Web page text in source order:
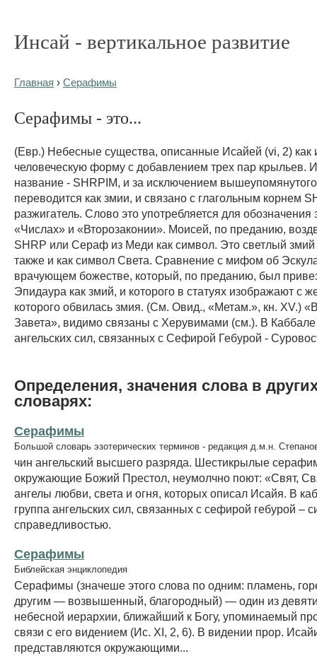
Инсай - вертикальное развитие
Главная › Серафимы
Серафимы - это...
(Евр.) Небесные существа, описанные Исайей (vi, 2)
человеческую форму с добавлением трех пар крыльев.
название - SHRPIM, и за исключением
переводится как змии, и связано с глагольным корнем
разжигатель. Слово это употребляется для обозначения
«Числах» и «Второзаконии». Моисей, по преданию,
SHRP или Сераф из Меди как символ. Это светлый змий
также и как символ Света. Сравнение с мифом об
врачующем божестве, который, по преданию, был
Эпидаура как змий, и которого в статуях изображают с
которого обвилась змия. (См. Овид., «Метам.», кн. XV.)
Завета», видимо связаны с Херувимами (см.). В Каббале
ангельских сил, связанных с Сефирой Гебурой -
Определения, значения слова в
словарях:
Серафимы
Большой словарь эзотерических терминов - редакция д.м.н.
чин ангельский высшего разряда. Шестикрылые
окружающие Божий Престол, неумолчно поют: «Свят,
ангелы любви, света и огня, которых описал Исайя. В
группа ангельских сил, связанных с сефирой гебурой –
справедливостью.
Серафимы
Библейская энциклопедия
Серафимы (значеше этого слова по одним: пламень,
другим — возвышенный, благородный) — один из
небесной иерархии, ближайший к Богу, упоминаемый
связи с его видением (Ис. XI, 2, 6). В видении прор.
представляются окружающими...